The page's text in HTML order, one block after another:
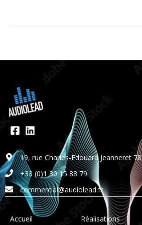
19, rue Charles-Edouard Jeanneret
+33 (0)1 30 15 88 79
commercial@audiolead.fr
Accueil Réalisations